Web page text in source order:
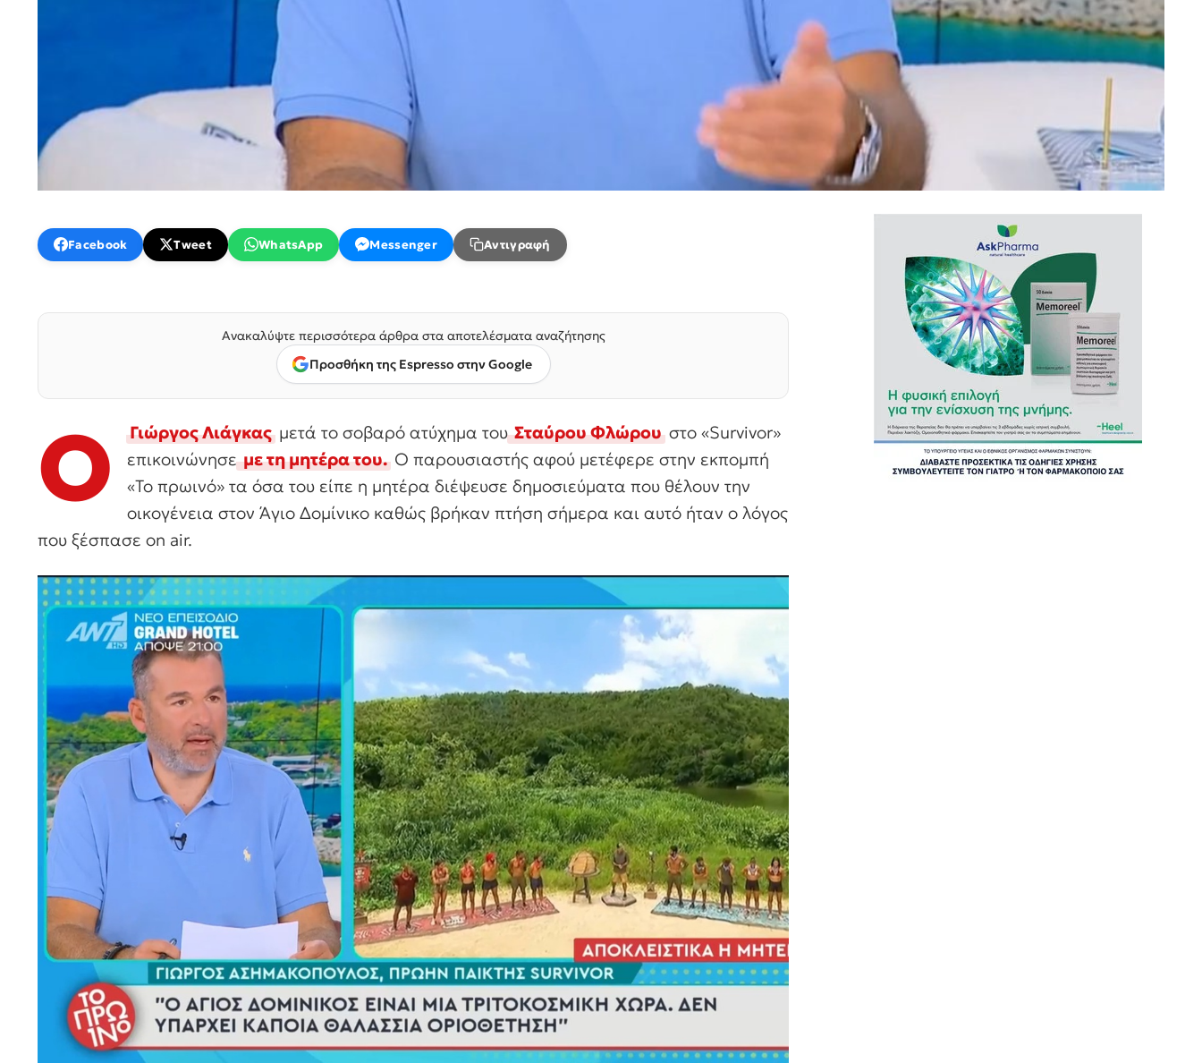
Facebook Tweet WhatsApp Messenger Αντιγραφή
Ανακαλύψτε περισσότερα άρθρα στα αποτελέσματα αναζήτησης
Προσθήκη της Espresso στην Google
Ο Γιώργος Λιάγκαςμετά το σοβαρό ατύχημα τουΣταύρου Φλώρουστο «Survivor»
επικοινώνησεμε τη μητέρα του.Ο παρουσιαστής αφού μετέφερε στην εκπομπή
«Το πρωινό» τα όσα του είπε η μητέρα διέψευσε δημοσιεύματα που θέλουν την
οικογένεια στον Άγιο Δομίνικο καθώς βρήκαν πτήση σήμερα και αυτό ήταν ο λόγος
που ξέσπασε on air.